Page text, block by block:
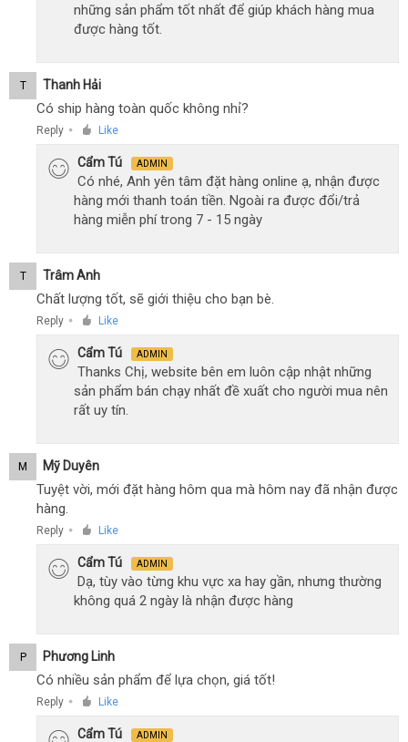
những sản phẩm tốt nhất để giúp khách hàng mua
được hàng tốt.
T Thanh Hải
Có ship hàng toàn quốc không nhỉ?
Reply ● Like
Cẩm Tú ADMIN
Có nhé, Anh yên tâm đặt hàng online ạ, nhận được
hàng mới thanh toán tiền. Ngoài ra được đổi/trả
hàng miễn phí trong 7 - 15 ngày
T Trâm Anh
Chất lượng tốt, sẽ giới thiệu cho bạn bè.
Reply ● Like
Cẩm Tú ADMIN
Thanks Chị, website bên em luôn cập nhật những
sản phẩm bán chạy nhất đề xuất cho người mua nên
rất uy tín.
M Mỹ Duyên
Tuyệt vời, mới đặt hàng hôm qua mà hôm nay đã nhận được
hàng.
Reply ● Like
Cẩm Tú ADMIN
Dạ, tùy vào từng khu vực xa hay gần, nhưng thường
không quá 2 ngày là nhận được hàng
P Phương Linh
Có nhiều sản phẩm để lựa chọn, giá tốt!
Reply ● Like
Cẩm Tú ADMIN